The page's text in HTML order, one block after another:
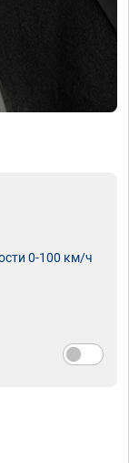
0-100 км/ч